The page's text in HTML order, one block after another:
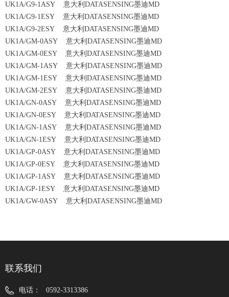
UK1A/G9-1ASY 意大利DATASENSING墨迪MD
UK1A/G9-1ESY 意大利DATASENSING墨迪MD
UK1A/G9-2ESY 意大利DATASENSING墨迪MD
UK1A/GM-0ASY 意大利DATASENSING墨迪MD
UK1A/GM-0ESY 意大利DATASENSING墨迪MD
UK1A/GM-1ASY 意大利DATASENSING墨迪MD
UK1A/GM-1ESY 意大利DATASENSING墨迪MD
UK1A/GM-2ESY 意大利DATASENSING墨迪MD
UK1A/GN-0ASY 意大利DATASENSING墨迪MD
UK1A/GN-0ESY 意大利DATASENSING墨迪MD
UK1A/GN-1ASY 意大利DATASENSING墨迪MD
UK1A/GN-1ESY 意大利DATASENSING墨迪MD
UK1A/GP-0ASY 意大利DATASENSING墨迪MD
UK1A/GP-0ESY 意大利DATASENSING墨迪MD
UK1A/GP-1ASY 意大利DATASENSING墨迪MD
UK1A/GP-1ESY 意大利DATASENSING墨迪MD
UK1A/GW-0ASY 意大利DATASENSING墨迪MD
联系我们
电话： 0592-3313386